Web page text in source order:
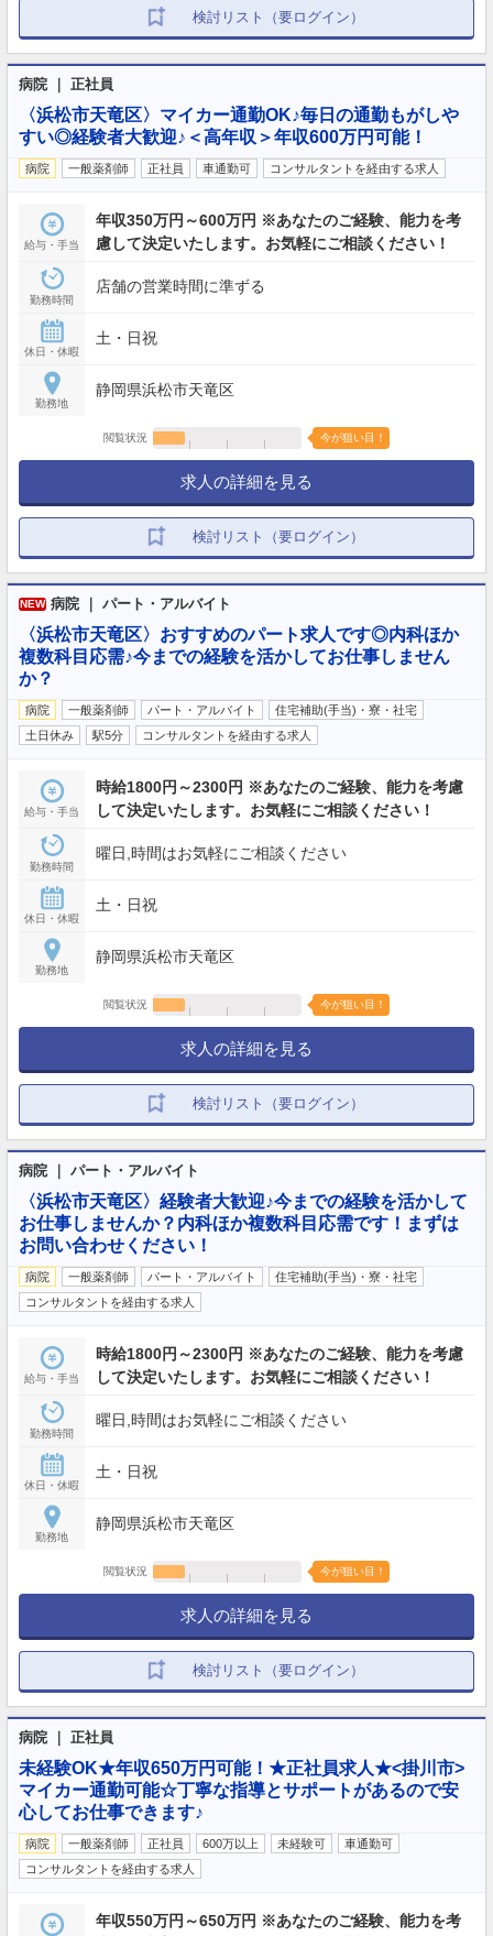
検討リスト（要ログイン）
病院 ｜ 正社員
〈浜松市天竜区〉マイカー通勤OK♪毎日の通勤もがしや
すい◎経験者大歓迎♪＜高年収＞年収600万円可能！
病院 一般薬剤師 正社員 車通勤可 コンサルタントを経由する求人
給与・手当
年収350万円～600万円 ※あなたのご経験、能力を考
慮して決定いたします。お気軽にご相談ください！
勤務時間
店舗の営業時間に準ずる
休日・休暇
土・日祝
勤務地
静岡県浜松市天竜区
閲覧状況 今が狙い目！
求人の詳細を見る
検討リスト（要ログイン）
NEW 病院 ｜ パート・アルバイト
〈浜松市天竜区〉おすすめのパート求人です◎内科ほか
複数科目応需♪今までの経験を活かしてお仕事しません
か？
病院 一般薬剤師 パート・アルバイト
住宅補助(手当)・寮・社宅
土日休み
駅5分 コンサルタントを経由する求人
給与・手当
時給1800円～2300円 ※あなたのご経験、能力を考慮
して決定いたします。お気軽にご相談ください！
勤務時間
曜日,時間はお気軽にご相談ください
休日・休暇
土・日祝
勤務地
静岡県浜松市天竜区
閲覧状況 今が狙い目！
求人の詳細を見る
検討リスト（要ログイン）
病院 ｜ パート・アルバイト
〈浜松市天竜区〉経験者大歓迎♪今までの経験を活かして
お仕事しませんか？内科ほか複数科目応需です！まずは
お問い合わせください！
病院 一般薬剤師 パート・アルバイト
住宅補助(手当)・寮・社宅
コンサルタントを経由する求人
給与・手当
時給1800円～2300円 ※あなたのご経験、能力を考慮
して決定いたします。お気軽にご相談ください！
勤務時間
曜日,時間はお気軽にご相談ください
休日・休暇
土・日祝
勤務地
静岡県浜松市天竜区
閲覧状況 今が狙い目！
求人の詳細を見る
検討リスト（要ログイン）
病院 ｜ 正社員
未経験OK★年収650万円可能！★正社員求人★<掛川市>
マイカー通勤可能☆丁寧な指導とサポートがあるので安
心してお仕事できます♪
病院 一般薬剤師 正社員 600万以上 未経験可
車通勤可
コンサルタントを経由する求人
年収550万円～650万円 ※あなたのご経験、能力を考